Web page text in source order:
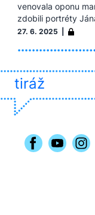
venovala oponu
zdobili portréty
27. 6. 2025 |
tiráž